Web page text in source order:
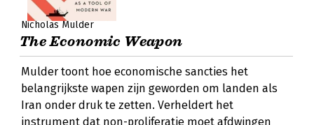
Nicholas Mulder
The Economic Weapon
Mulder toont hoe economische sancties het
belangrijkste wapen zijn geworden om landen als
Iran onder druk te zetten. Verheldert het
instrument dat non-proliferatie moet afdwingen